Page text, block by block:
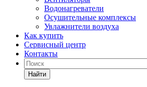
Водонагреватели
Осушительные комплексы
Увлажнители воздуха
Как купить
Сервисный центр
Контакты
Найти